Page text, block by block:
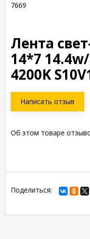
7669
Лента
14*7
4200K
Написать отзыв
Об этом товаре
Поделиться: